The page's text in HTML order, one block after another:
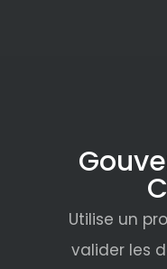
Utilise un
valider les